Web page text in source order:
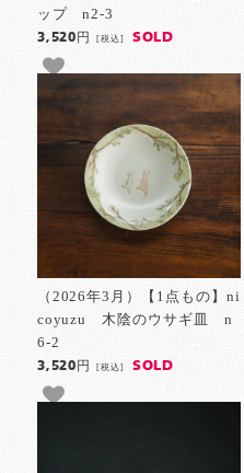
ップ n2-3
3,520円[税込] SOLD
（2026年3月）【1点もの】ni
coyuzu 木陰のウサギ皿 n
6-2
3,520円[税込] SOLD